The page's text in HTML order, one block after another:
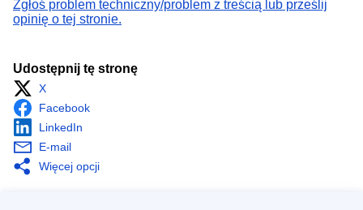
Zgłoś problem techniczny/problem z treścią lub prześlij
opinię o tej stronie.
Udostępnij tę stronę
X
Facebook
LinkedIn
E-mail
Więcej opcji